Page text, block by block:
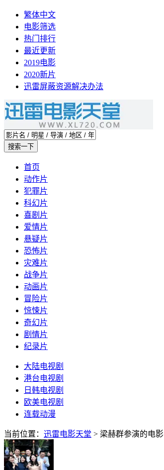
繁体中文
电影筛选
热门排行
最近更新
2019电影
2020新片
迅雷屏蔽资源解决办法
首页
动作片
犯罪片
科幻片
喜剧片
爱情片
悬疑片
恐怖片
灾难片
战争片
动画片
冒险片
惊悚片
奇幻片
剧情片
纪录片
大陆电视剧
港台电视剧
日韩电视剧
欧美电视剧
连载动漫
当前位置： 迅雷电影天堂 > 梁赫群参演的电影